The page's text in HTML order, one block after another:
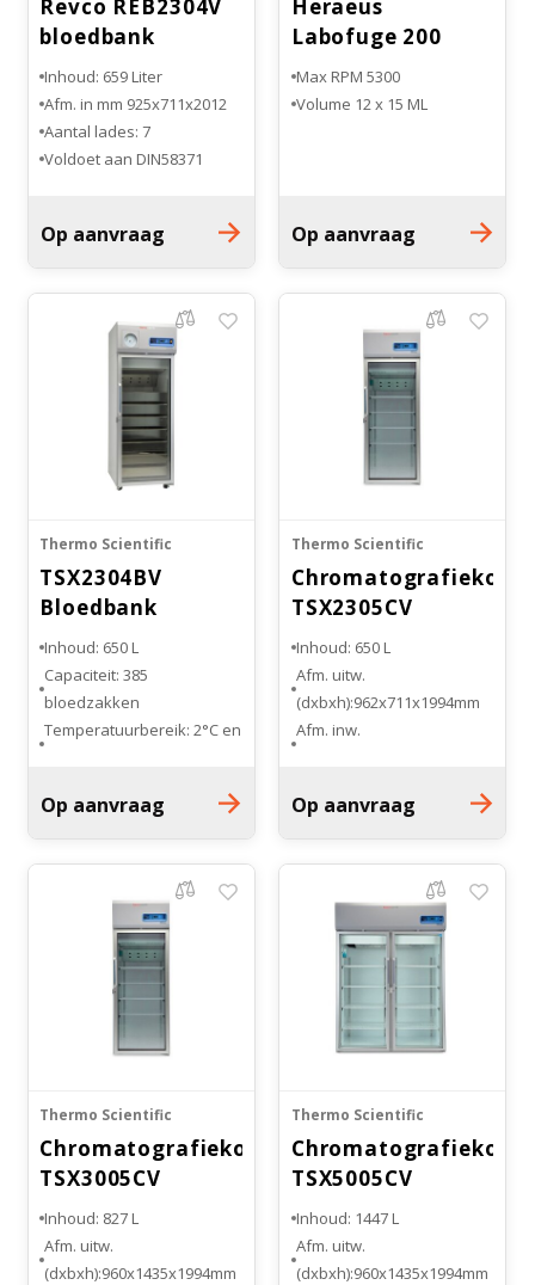
Revco REB2304V
bloedbank
koelkast
Inhoud: 659 Liter
Afm. in mm 925x711x2012
Aantal lades: 7
Voldoet aan DIN58371
Op aanvraag
Heraeus
Labofuge 200
Centrifuge
Max RPM 5300
Volume 12 x 15 ML
Op aanvraag
Thermo Scientific
TSX2304BV
Bloedbank
Koelkast
Inhoud: 650 L
Capaciteit: 385
bloedzakken
Temperatuurbereik: 2°C en
x 71,1 x 199,6 cm
Aantal lades: 7 stuks
Op aanvraag
Thermo Scientific
TSX2305CV
Inhoud: 650 L
Afm. uitw.
(dxbxh):962x711x1994mm
Afm. inw.
Draagroosters: 2 halve
draadroosters
Op aanvraag
Thermo Scientific
Chromatografiekoelkast
TSX3005CV
Inhoud: 827 L
Afm. uitw.
(dxbxh):960x1435x1994mm
Thermo Scientific
TSX5005CV
Inhoud: 1447 L
Afm. uitw.
(dxbxh):960x1435x1994mm